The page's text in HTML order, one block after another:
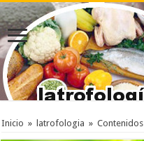
Inicio » latrofologia » Contenidos